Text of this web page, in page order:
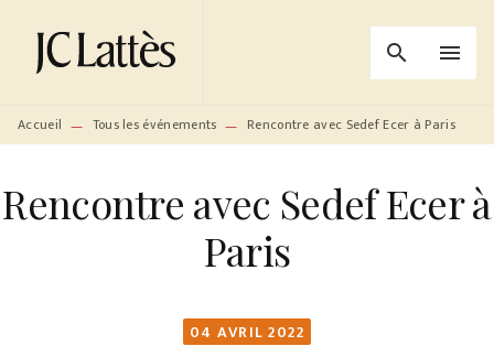
MENU RECHERCHE
PIED DE PAGE
search menu
Accueil — Tous les événements — Rencontre avec Sedef Ecer à Paris
Rencontre avec Sedef Ecer à
Paris
04 AVRIL 2022